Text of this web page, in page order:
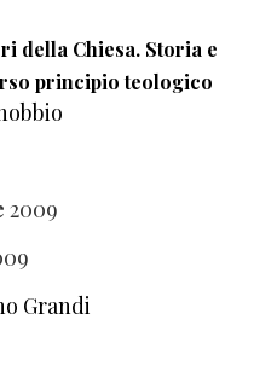
della Chiesa. Storia e
principio teologico
2009
Grandi